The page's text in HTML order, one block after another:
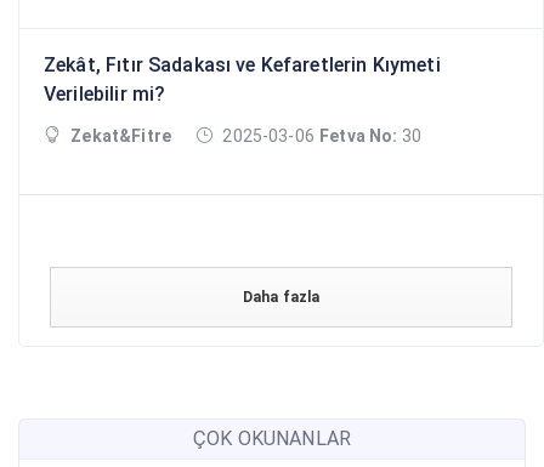
Zekât, Fıtır Sadakası ve Kefaretlerin Kıymeti
Verilebilir mi?
Zekat&Fitre 2025-03-06 Fetva No: 30
Daha fazla
ÇOK OKUNANLAR